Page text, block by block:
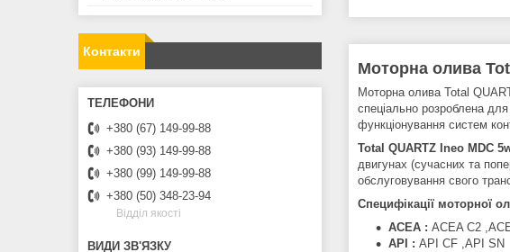
Моторна олива
Моторна олива Total
спеціально розроблена
функціонування систем
Total QUARTZ Ineo MDC
двигунах (сучасних та
обслуговування свого
Специфікації моторної
ACEA : ACEA C2
API : API CF ,API SN
Контакти
+380 (67) 149-99-88
+380 (93) 149-99-88
+380 (99) 149-99-88
+380 (50) 348-23-94
Вiддiл якостi